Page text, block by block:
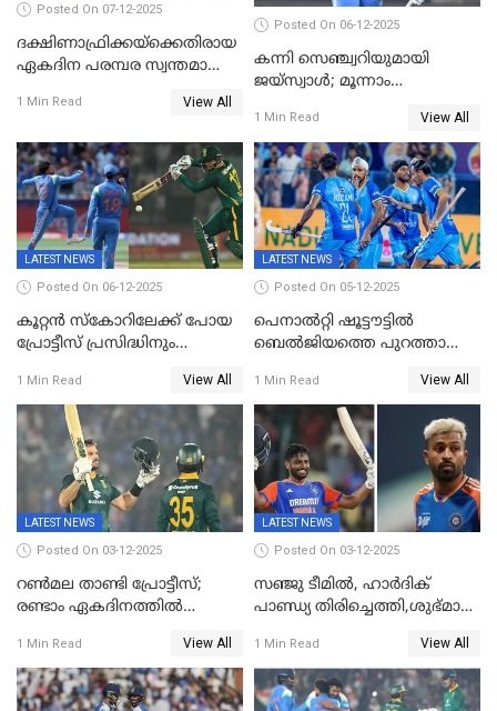
Posted On 07-12-2025
ദക്ഷിണാഫ്രിക്കയ്‌ക്കെതിരായ
ഏകദിന പരമ്പര സ്വന്തമാക്കി
1 Min Read View All
Posted On 06-12-2025
കന്നി സെഞ്ച്വറിയുമായി
ജയ്‌സ്വാൾ; മൂന്നാം
പ്രോട്ടീസിനെതിരെ ജയം,
പരമ്പര
1 Min Read View All
LATEST NEWS
Posted On 06-12-2025
കൂറ്റൻ സ്കോറിലേക്ക് പോയ
പ്രോട്ടീസ് പ്രസിദ്ധിനും
അടിതെറ്റി, ഇന്ത്യക്ക് 271
റണ്‍സ് വിജയലക്ഷ്യം
1 Min Read View All
LATEST NEWS
Posted On 05-12-2025
പെനാൽറ്റി ഷൂട്ടൗട്ടിൽ
ബെൽജിയത്തെ പുറത്താക്കി;
ലോകകപ്പിൽ ഇന്ത്യ
സെമിയിൽ
1 Min Read View All
LATEST NEWS
Posted On 03-12-2025
റണ്‍മല താണ്ടി പ്രോട്ടീസ്;
രണ്ടാം ഏകദിനത്തില്‍
ഒപ്പത്തിനൊപ്പം
1 Min Read View All
LATEST NEWS
Posted On 03-12-2025
സഞ്ജു ടീമില്‍, ഹാര്‍ദിക്
പാണ്ഡ്യ തിരിച്ചെത്തി,​ശുഭ്മാൻ
ഇല്ല;
ദക്ഷിണാഫ്രിക്കയ്‌ക്കെതിരായ
ടി20 പരമ്പരയ്ക്കുള്ള ഇന്ത്യന്‍
1 Min Read View All